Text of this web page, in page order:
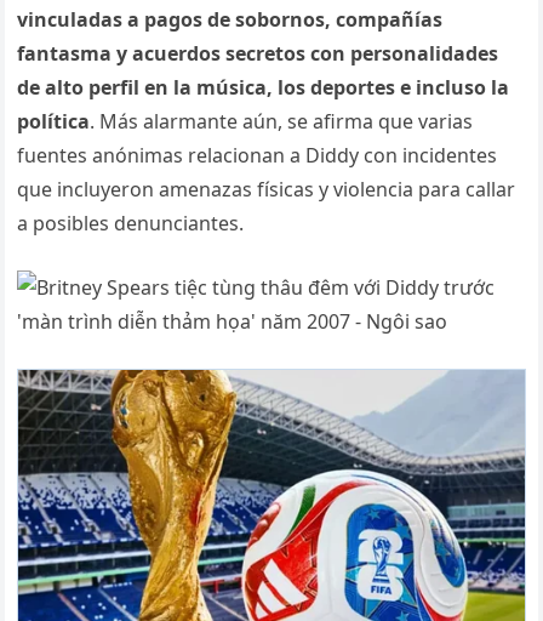
vinculadas a pagos de sobornos, compañías
fantasma y acuerdos secretos con personalidades
de alto perfil en la música, los deportes e incluso la
política. Más alarmante aún, se afirma que varias
fuentes anónimas relacionan a Diddy con incidentes
que incluyeron amenazas físicas y violencia para callar
a posibles denunciantes.